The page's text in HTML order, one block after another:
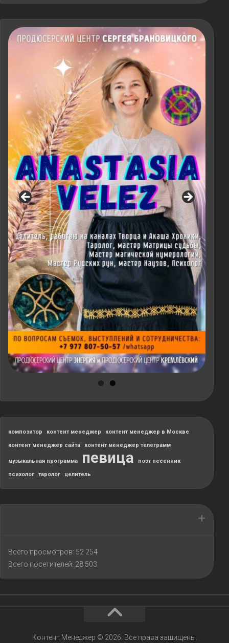
композитор контент менеджер
контент менеджер в Москве
контент менеджер сайта
контент менеджер телеграмм
музыкальная программа певица
поэт песенник
психолог
таролог целитель
Всего просмотров: 52 254
Всего посетителей: 28 503
Контент Менеджер © 2026. Все права защищены.